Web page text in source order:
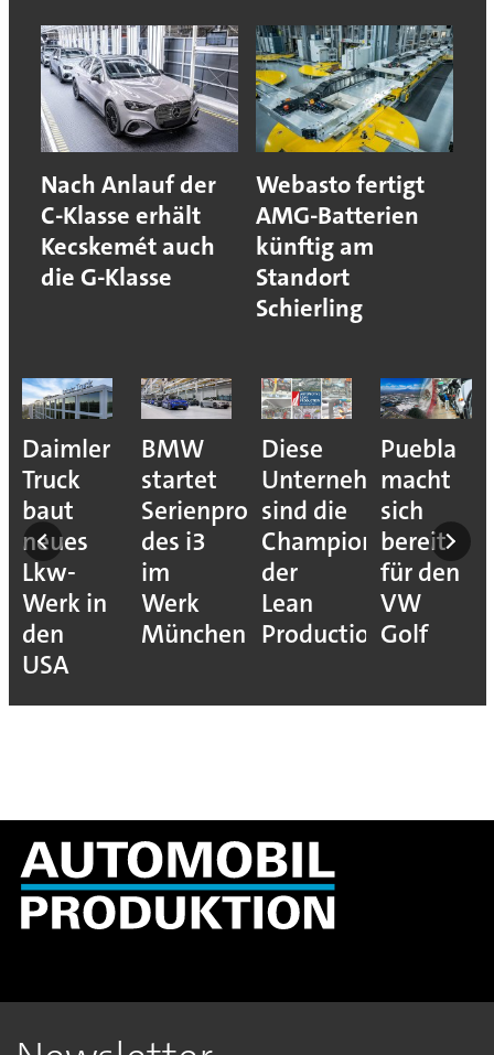
Nach Anlauf der
C-Klasse erhält
Kecskemét auch
die G-Klasse
Webasto fertigt
AMG-Batterien
künftig am
Standort
Schierling
Daimler
Truck
baut
neues
Lkw-
Werk in
den
USA
BMW
startet
Serienproduktion
des i3
im
Werk
München
Diese
Unternehmen
sind die
Champions
der
Lean
Production
Puebla
macht
sich
bereit
für den
VW
Golf